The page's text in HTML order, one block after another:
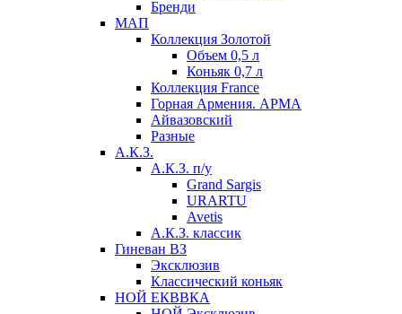
Бренди
МАП
Коллекция Золотой
Объем 0,5 л
Коньяк 0,7 л
Коллекция France
Горная Армения. АРМА
Айвазовский
Разные
А.К.З.
А.К.З. п/у
Grand Sargis
URARTU
Avetis
А.К.З. классик
Гиневан ВЗ
Эксклюзив
Классический коньяк
НОЙ ЕКВВКА